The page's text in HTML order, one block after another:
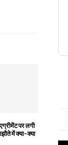
पर लगी
में क्या-क्या